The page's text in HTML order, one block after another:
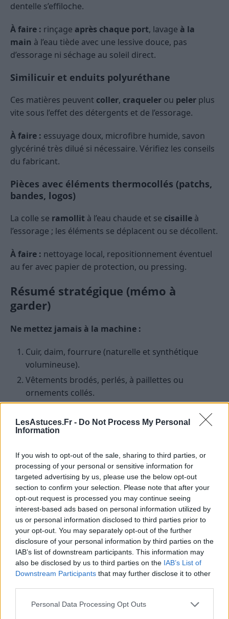
LesAstuces.Fr - Do Not Process My Personal
Information
If you wish to opt-out of the sale, sharing to third parties, or
processing of your personal or sensitive information for
targeted advertising by us, please use the below opt-out
section to confirm your selection. Please note that after your
opt-out request is processed you may continue seeing
interest-based ads based on personal information utilized by
us or personal information disclosed to third parties prior to
your opt-out. You may separately opt-out of the further
disclosure of your personal information by third parties on the
IAB’s list of downstream participants. This information may
also be disclosed by us to third parties on the IAB’s List of
Downstream Participants that may further disclose it to other
Personal Data Processing Opt Outs
dentelle s’effiloche.
À faire : rinçage après chaque port, lavage à la
main à l’eau tiède avec une lessive douce, pas
d’essorage ni séchage au soleil direct.
Similicuir et enduits polyuréthane
Ces matières peuvent coller, craqueler ou peler plus
vite sous l’effet des détergents et de l’essorage.
À faire : essuyage doux, microfibre humide, savon
glycériné très dilué si nécessaire. Vérifiez les conseils
du fabricant.
Pièces avec éléments thermocollés (patchs,
bandes, logos)
La colle se ramollit à l’eau chaude et se cisaille à
l’essorage ; les éléments se déplacent ou se décollent.
À faire : nettoyage local, repositionnement éventuel
au fer avec papier de protection, ou pressing.
Résumé stratégique (mémo à
garder)
Ne mettez jamais à la machine :
Cuir, daim, fourrure (naturelle et synthétique
volumineuse).
Vêtements brodés, perlés, à paillettes ou
ornements collés.
robes de mariée.
Soie véritable, dentelle fine, tulle, organza,
Cachemire, mohair, angora, alpaga (laines
nobles).
Cravates, foulards luxe, chapeaux structurés.
Tissus lamés, métallisés, enduits, similicuir.
Vintage fragile, teintures instables, pièces « dry
clean only ».
Maillots de bain haut de gamme et lingerie très
délicate.
Cette liste n’est pas exhaustive, mais couvre 95 % des
cas à risque. Quand un doute persiste,
abstenez-